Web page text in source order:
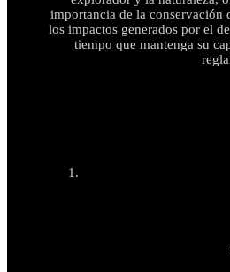
importancia de la conservación
los impactos generados por el
tiempo que mantenga su